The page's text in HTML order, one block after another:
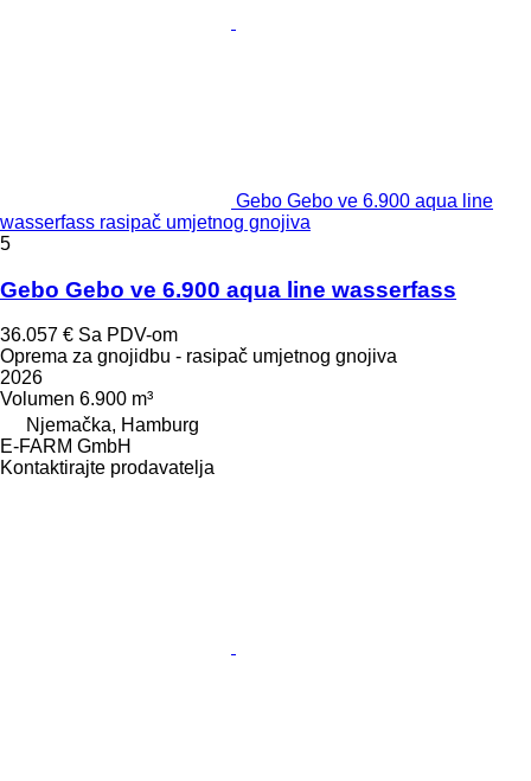
Gebo Gebo ve 6.900 aqua line
wasserfass rasipač umjetnog gnojiva
5
Gebo Gebo ve 6.900 aqua line wasserfass
36.057 € Sa PDV-om
Oprema za gnojidbu - rasipač umjetnog gnojiva
2026
Volumen 6.900 m³
Njemačka, Hamburg
E-FARM GmbH
Kontaktirajte prodavatelja